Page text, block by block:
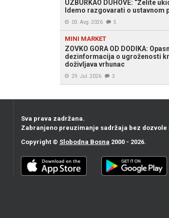
UZBURKAO DUHOVE: “Želite
Idemo razgovarati o ustavnom
03. Avg. 2026 5
MINI MARKET
ZOVKO GORA OD DODIKA:
dezinformacija o ugroženosti
doživljava vrhunac
29. Jul. 2026 3
Sva prava zadržana.
Zabranjeno preuzimanje sadržaja bez dozvole
Copyright © Slobodna Bosna 2000 - 2026.